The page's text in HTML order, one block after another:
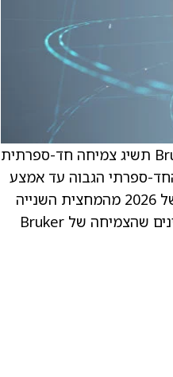
הפירמה מבססת את השדרוג על התחזית החיובית שלה לשנת 2026, ומצפה ש-Bruker תשיג צמיחה חד-ספרתית
בטווח החד-ספרתי הגבוה עד אמצע
העשרה. ההזמנות של החברה בתחום המוליכים למחצה הועברו למחצית הראשונה של 2026 מהמחצית השנייה
של 2025, מה שמספק ראות טובה עם צבר הזמנות של שבעה חודשים. Wolfe מאמינים שהצמיחה של Bruker